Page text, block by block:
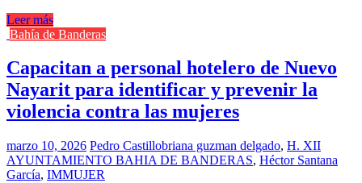
Leer más
Bahía de Banderas
Capacitan a personal hotelero de Nuevo
Nayarit para identificar y prevenir la
violencia contra las mujeres
marzo 10, 2026 Pedro Castillobriana guzman delgado, H. XII
AYUNTAMIENTO BAHIA DE BANDERAS, Héctor Santana
García, IMMUJER